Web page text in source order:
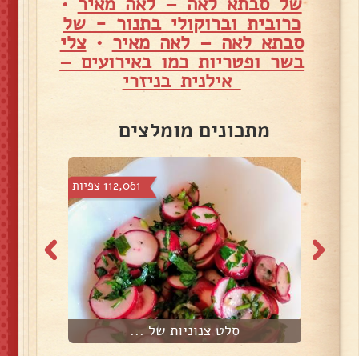
כרובית וברוקולי בתנור - של
סבתא לאה – לאה מאיר •צלי
בשר ופטריות כמו באירועים –
אילנית בניזרי
מתכונים מומלצים
112,061 צפיות
סלט צנוניות של ...